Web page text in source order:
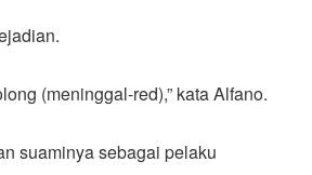
(meninggal-red),” kata Alfano.
suaminya sebagai pelaku